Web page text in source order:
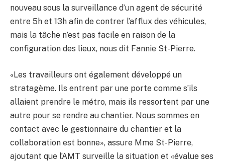
nouveau sous la surveillance d’un agent de sécurité
entre 5h et 13h afin de contrer l’afflux des véhicules,
mais la tâche n’est pas facile en raison de la
configuration des lieux, nous dit Fannie St-Pierre.
«Les travailleurs ont également développé un
stratagème. Ils entrent par une porte comme s’ils
allaient prendre le métro, mais ils ressortent par une
autre pour se rendre au chantier. Nous sommes en
contact avec le gestionnaire du chantier et la
collaboration est bonne», assure Mme St-Pierre,
ajoutant que l’AMT surveille la situation et «évalue ses